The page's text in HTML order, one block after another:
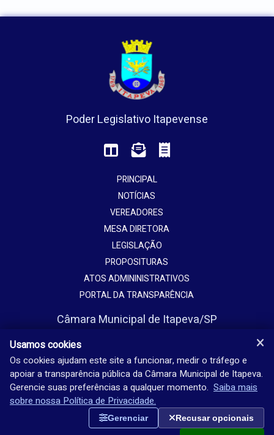
Poder Legislativo Itapevense
PRINCIPAL
NOTÍCIAS
VEREADORES
MESA DIRETORA
LEGISLAÇÃO
PROPOSITURAS
ATOS ADMININISTRATIVOS
PORTAL DA TRANSPARÊNCIA
Câmara Municipal de Itapeva/SP
Jardim Europa - Itapeva - SP - Brasil
(15) 3524-9200
Seg-sex: 08h-18h
Usamos cookies
Os cookies ajudam este site a funcionar, medir o tráfego e
apoiar a transparência pública da Câmara Municipal de Itapeva.
Gerencie suas preferências a qualquer momento. Saiba mais
sobre nossa Política de Privacidade.
Gerenciar Recusar opcionais